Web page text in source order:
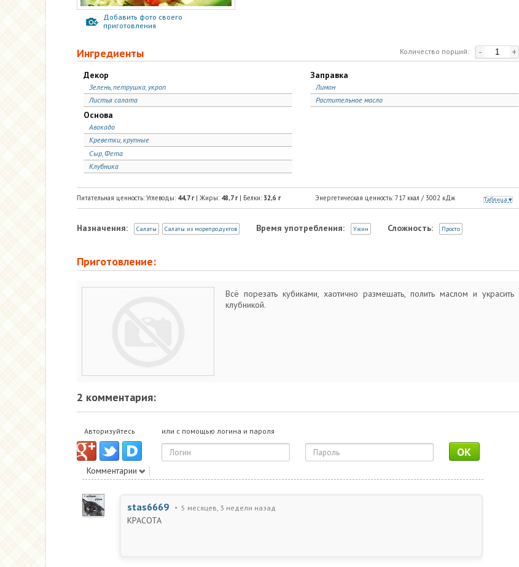
Добавить фото своего
приготовления
- +
Количество порций:
Ингредиенты
Декор
Зелень, петрушка, укроп
Листья салата
Заправка
Лимон
Растительное масло
Основа
Авокадо
Креветки, крупные
Сыр, Фета
Клубника
Таблица
Энергетическая ценность: 717ккал / 3002 кДж
Питательная ценность: Углеводы: 44,7г| Жиры: 48,7г| Белки: 32,6 г
Назначения: Салаты Салаты из морепродуктов Время употребления: Ужин Сложность: Просто
Приготовление:
Всё порезать кубиками, хаотично размешать, полить маслом и украсить
клубникой.
2 комментария:
Авторизуйтесь или с помощью логина и пароля
OK
Комментарии
stas6669 5 месяцев, 3 недели назад
КРАСОТА